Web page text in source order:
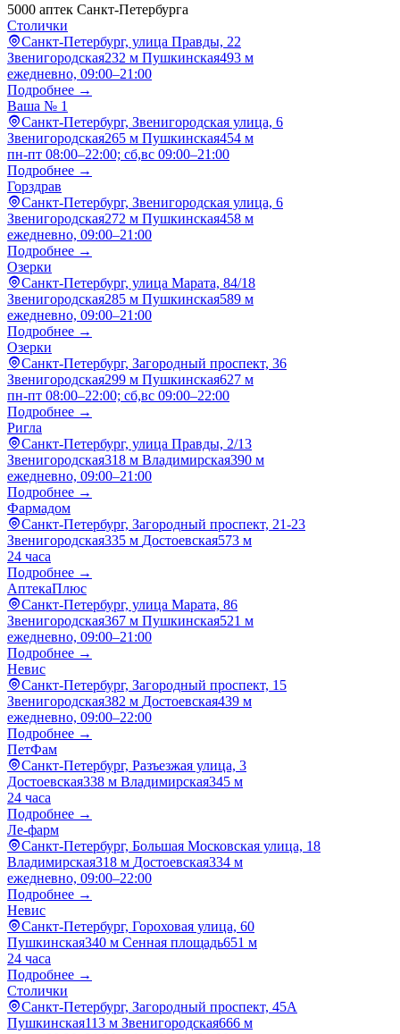
5000 аптек Санкт-Петербурга
Столички
Санкт-Петербург, улица Правды, 22
Звенигородская232 м Пушкинская493 м
ежедневно, 09:00–21:00
Подробнее →
Ваша № 1
Санкт-Петербург, Звенигородская улица, 6
Звенигородская265 м Пушкинская454 м
пн-пт 08:00–22:00; сб,вс 09:00–21:00
Подробнее →
Горздрав
Санкт-Петербург, Звенигородская улица, 6
Звенигородская272 м Пушкинская458 м
ежедневно, 09:00–21:00
Подробнее →
Озерки
Санкт-Петербург, улица Марата, 84/18
Звенигородская285 м Пушкинская589 м
ежедневно, 09:00–21:00
Подробнее →
Озерки
Санкт-Петербург, Загородный проспект, 36
Звенигородская299 м Пушкинская627 м
пн-пт 08:00–22:00; сб,вс 09:00–22:00
Подробнее →
Ригла
Санкт-Петербург, улица Правды, 2/13
Звенигородская318 м Владимирская390 м
ежедневно, 09:00–21:00
Подробнее →
Фармадом
Санкт-Петербург, Загородный проспект, 21-23
Звенигородская335 м Достоевская573 м
24 часа
Подробнее →
АптекаПлюс
Санкт-Петербург, улица Марата, 86
Звенигородская367 м Пушкинская521 м
ежедневно, 09:00–21:00
Подробнее →
Невис
Санкт-Петербург, Загородный проспект, 15
Звенигородская382 м Достоевская439 м
ежедневно, 09:00–22:00
Подробнее →
ПетФам
Санкт-Петербург, Разъезжая улица, 3
Достоевская338 м Владимирская345 м
24 часа
Подробнее →
Ле-фарм
Санкт-Петербург, Большая Московская улица, 18
Владимирская318 м Достоевская334 м
ежедневно, 09:00–22:00
Подробнее →
Невис
Санкт-Петербург, Гороховая улица, 60
Пушкинская340 м Сенная площадь651 м
24 часа
Подробнее →
Столички
Санкт-Петербург, Загородный проспект, 45А
Пушкинская113 м Звенигородская666 м